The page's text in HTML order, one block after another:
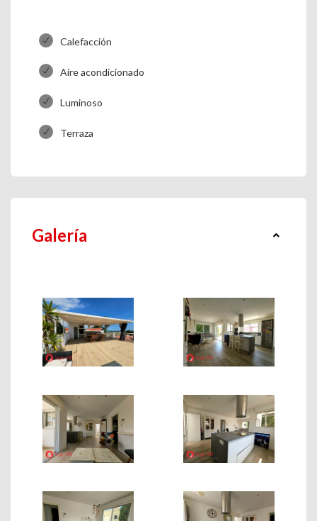
Calefacción
Aire acondicionado
Luminoso
Terraza
Galería